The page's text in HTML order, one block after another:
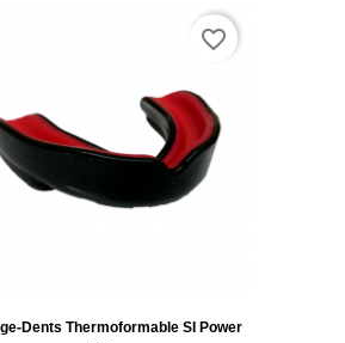
Dents Thermoformable SI Power
favorite_border